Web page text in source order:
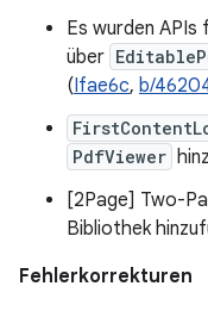
Es wurden
über
(Ifae6c, b/
PdfViewer
[2Page] Two-
Bibliothek
Fehlerkorrekturen